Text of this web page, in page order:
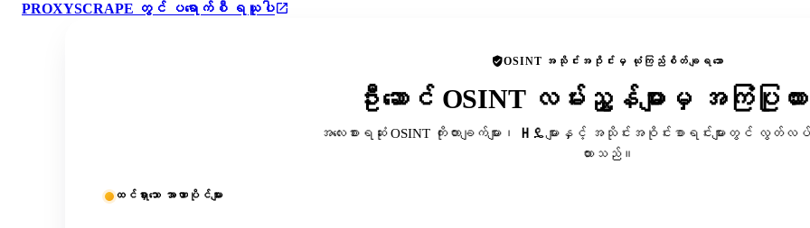
PROXYSCRAPE တွင် ပရောက်စီ ရယူပါ
OSINT အသိုင်းအဝိုင်းမှ ယုံကြည်စိတ်ချရသော
ဦးဆောင် OSINT လမ်းညွှန်များမှ အကြံပြုထ
အလေးစားရဆုံး OSINT ကိုးကားချက်များ၊ ዘዴများနှင့် အသိုင်းအဝိုင်းစာရင်းများတွင် လွတ်လ
ထားသည်။
ထင်ရှားသော အာဏာပိုင်များ